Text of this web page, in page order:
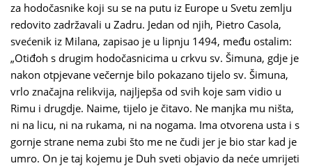
za hodočasnike koji su se na putu iz Europe u Svetu zemlju
redovito zadržavali u Zadru. Jedan od njih, Pietro Casola,
svećenik iz Milana, zapisao je u lipnju 1494, među ostalim:
„Otiđoh s drugim hodočasnicima u crkvu sv. Šimuna, gdje je
nakon otpjevane večernje bilo pokazano tijelo sv. Šimuna,
vrlo značajna relikvija, najljepša od svih koje sam vidio u
Rimu i drugdje. Naime, tijelo je čitavo. Ne manjka mu ništa,
ni na licu, ni na rukama, ni na nogama. Ima otvorena usta i s
gornje strane nema zubi što me ne čudi jer je bio star kad je
umro. On je taj kojemu je Duh sveti objavio da neće umrijeti